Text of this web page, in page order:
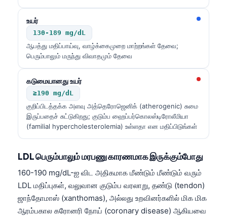
உயர்
130-189 mg/dL
ஆபத்து மதிப்பாய்வு, வாழ்க்கைமுறை மாற்றங்கள் தேவை;
பெரும்பாலும் மருந்து விவாதமும் தேவை
கடுமையானது உயர்
≥190 mg/dL
குறிப்பிடத்தக்க அளவு அத்தெரோஜெனிக் (atherogenic) சுமை
இருப்பதைச் சுட்டுகிறது; குடும்ப ஹைப்பர்கொலஸ்டிரோலீமியா
(familial hypercholesterolemia) உள்ளதா என மதிப்பிடுங்கள்
LDL பெரும்பாலும் மரபணு காரணமாக இருக்கும்போது
160-190 mg/dL-ஐ விட அதிகமாக மீண்டும் மீண்டும் வரும்
LDL மதிப்புகள், வலுவான குடும்ப வரலாறு, தண்டு (tendon)
ஜாந்தோமாஸ் (xanthomas), அல்லது உறவினர்களில் மிக மிக
ஆரம்பகால கரோனரி நோய் (coronary disease) ஆகியவை